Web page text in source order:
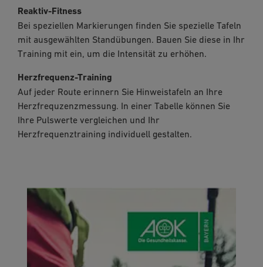
Reaktiv-Fitness
Bei speziellen Markierungen finden Sie spezielle Tafeln
mit ausgewählten Standübungen. Bauen Sie diese in Ihr
Training mit ein, um die Intensität zu erhöhen.
Herzfrequenz-Training
Auf jeder Route erinnern Sie Hinweistafeln an Ihre
Herzfrequzenzmessung. In einer Tabelle können Sie
Ihre Pulswerte vergleichen und Ihr
Herzfrequenztraining individuell gestalten.